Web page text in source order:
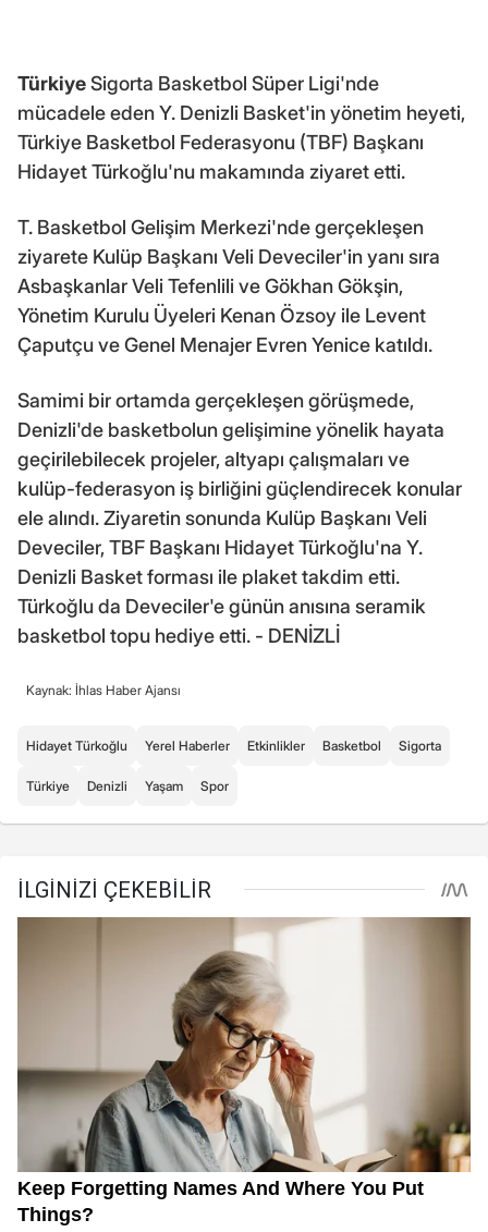
TürkiyeSigorta Basketbol Süper Ligi'nde
mücadele eden Y. Denizli Basket'in yönetim heyeti,
Türkiye Basketbol Federasyonu (TBF) Başkanı
Hidayet Türkoğlu'nu makamında ziyaret etti.
T. Basketbol Gelişim Merkezi'nde gerçekleşen
ziyarete Kulüp Başkanı Veli Deveciler'in yanı sıra
Asbaşkanlar Veli Tefenlili ve Gökhan Gökşin,
Yönetim Kurulu Üyeleri Kenan Özsoy ile Levent
Çaputçu ve Genel Menajer Evren Yenice katıldı.
Samimi bir ortamda gerçekleşen görüşmede,
Denizli'de basketbolun gelişimine yönelik hayata
geçirilebilecek projeler, altyapı çalışmaları ve
kulüp-federasyon iş birliğini güçlendirecek konular
ele alındı. Ziyaretin sonunda Kulüp Başkanı Veli
Deveciler, TBF Başkanı Hidayet Türkoğlu'na Y.
Denizli Basket forması ile plaket takdim etti.
Türkoğlu da Deveciler'e günün anısına seramik
basketbol topu hediye etti. - DENİZLİ
Kaynak: İhlas Haber Ajansı
Hidayet Türkoğlu Yerel Haberler Etkinlikler Basketbol Sigorta
Türkiye Denizli Yaşam Spor